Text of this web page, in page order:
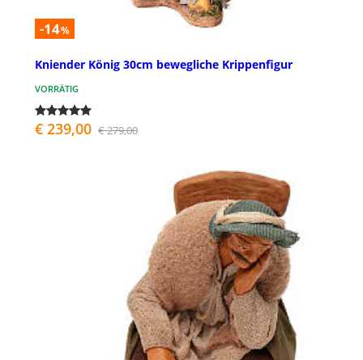
-14%
Kniender König 30cm bewegliche Krippenfigur
VORRÄTIG
€ 239,00 € 279,00